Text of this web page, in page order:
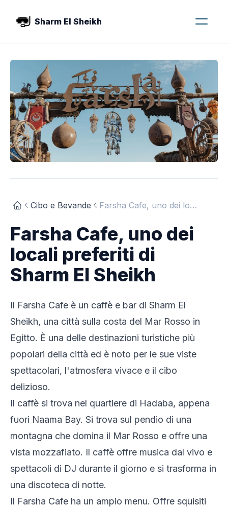
Sharm El Sheikh
Cibo e Bevande Farsha Cafe, uno dei locali preferiti di Sharm El Sheikh
Farsha Cafe, uno dei
locali preferiti di
Sharm El Sheikh
Il Farsha Cafe è un caffè e bar di Sharm El
Sheikh, una città sulla costa del Mar Rosso in
Egitto. È una delle destinazioni turistiche più
popolari della città ed è noto per le sue viste
spettacolari, l'atmosfera vivace e il cibo
delizioso.
Il caffè si trova nel quartiere di Hadaba, appena
fuori Naama Bay. Si trova sul pendio di una
montagna che domina il Mar Rosso e offre una
vista mozzafiato. Il caffè offre musica dal vivo e
spettacoli di DJ durante il giorno e si trasforma in
una discoteca di notte.
Il Farsha Cafe ha un ampio menu. Offre squisiti